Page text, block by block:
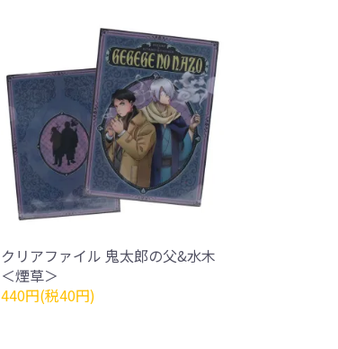
クリアファイル 鬼太郎の父&水木
＜煙草＞
440円(税40円)